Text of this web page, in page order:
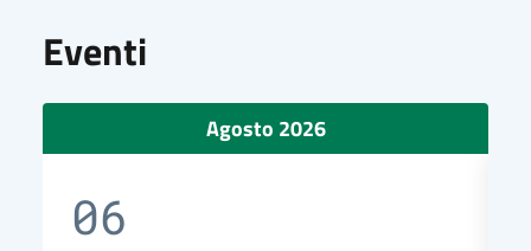
Eventi
Agosto 2026
06